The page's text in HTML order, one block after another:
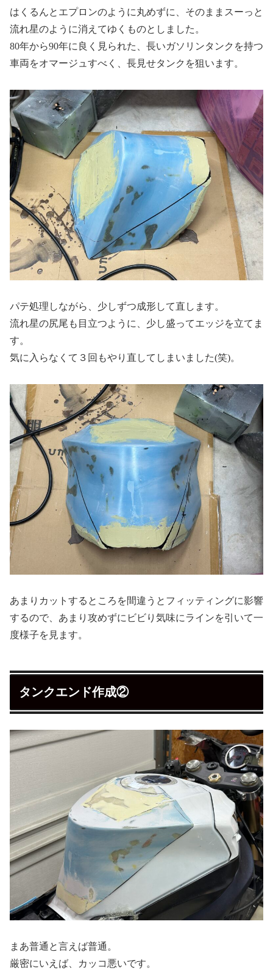
はくるんとエプロンのように丸めずに、そのままスーっと
流れ星のように消えてゆくものとしました。
80年から90年に良く見られた、長いガソリンタンクを持つ
車両をオマージュすべく、長見せタンクを狙います。
パテ処理しながら、少しずつ成形して直します。
流れ星の尻尾も目立つように、少し盛ってエッジを立てま
す。
気に入らなくて３回もやり直してしまいました(笑)。
あまりカットするところを間違うとフィッティングに影響
するので、あまり攻めずにビビり気味にラインを引いて一
度様子を見ます。
タンクエンド作成②
まあ普通と言えば普通。
厳密にいえば、カッコ悪いです。